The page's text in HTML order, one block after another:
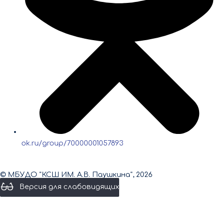
ok.ru/group/70000001057893
© МБУДО "КСШ ИМ. А.В. Паушкина", 2026
Версия для слабовидящих